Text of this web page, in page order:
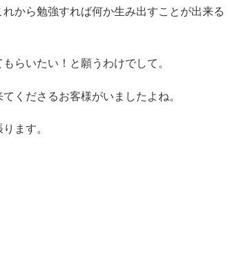
から勉強すれば何か生み出すことが出来る
らいたい！と願うわけでして。
くださるお客様がいましたよね。
ます。